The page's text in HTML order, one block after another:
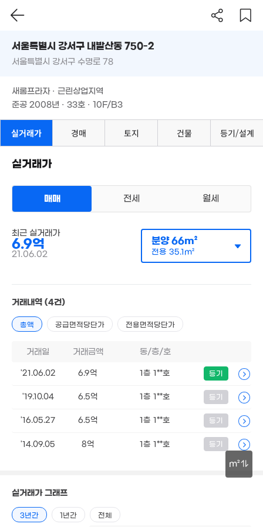
11.2억
196m²
3.2억
209m²
'21. 06
매매 6억 9000만원
전용35m²
3억
176m²
8.3억
억
필터 매물 탐색
서울시 강서구 내발산동 750-2
준공 2008년 · 33호 · 10F/B3
m²
서울특별시 강서구 내발산동 750-2
서울특별시 강서구 수명로 78
새롬프라자 · 근린상업지역
준공 2008년 · 33호 · 10F/B3
실거래가 경매 토지 건물 등기/설계
실거래가
매매 전세 월세
최근 실거래가
6.9억
21.06.02
분양66m²
전용 35.1m²
거래내역 (4건)
총액 공급면적당단가 전용면적당단가
거래일 거래금액 동/층/호
'21.06.02 6.9억 1층 1**호 등기
'19.10.04 6.5억 1층 1**호 등기
'16.05.27 6.5억 1층 1**호 등기
'14.09.05 8억 1층 1**호 등기
실거래가 그래프
3년간 1년간 전체